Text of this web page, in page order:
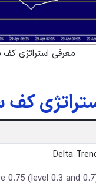
معرفی استراتژی کف
کف